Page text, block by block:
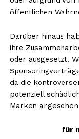
öffentlichen
Darüber hinaus
ihre
oder ausgesetzt.
da die
potenziell
Marken
für